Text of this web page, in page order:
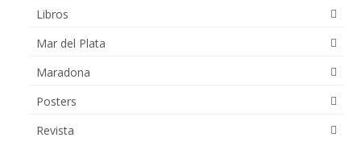
Libros
Mar del Plata
Maradona
Posters
Revista